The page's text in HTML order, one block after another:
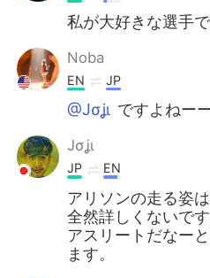
私が大好きな選手で
Noba
EN JP
@Jσʝι ですよねー
Jσʝι
JP EN
アリソンの走る姿
全然詳しくないで
アスリートだなー
ます。